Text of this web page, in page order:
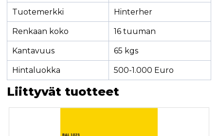
Tuotemerkki Hinterher
Renkaan koko 16 tuuman
Kantavuus 65 kgs
Hintaluokka 500-1.000 Euro
Liittyvät tuotteet